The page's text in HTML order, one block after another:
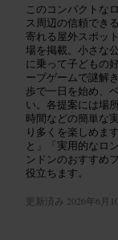
このコンパクトな
ス周辺の信頼でき
寄れる屋外スポッ
場を掲載。小さな
に乗って子どもの
ープゲームで謎解
歩で一日を始め、
い。各提案には場
時間などの簡単な
り多くを楽しめま
と」「実用的なロ
ンドンのおすすめ
役立ちます。
更新済み 2026年6月